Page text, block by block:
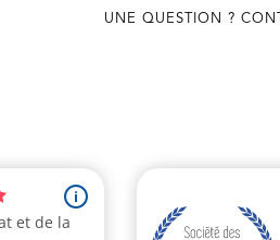
UNE QUESTION ?